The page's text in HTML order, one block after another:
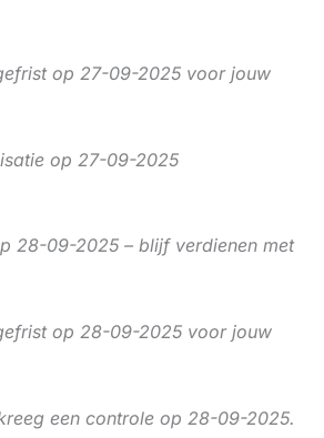
op 27-09-2025 voor jouw
op 27-09-2025
28-09-2025 – blijf verdienen met
op 28-09-2025 voor jouw
een controle op 28-09-2025.